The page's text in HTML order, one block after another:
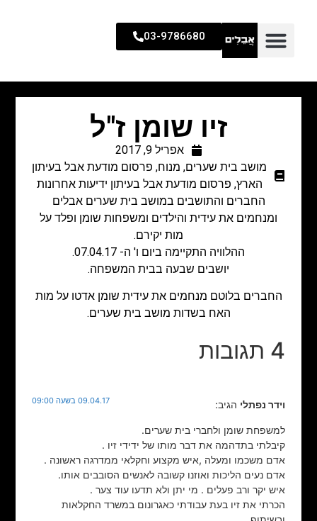
03-9786680
זיו שומן ז"ל
אפריל 9, 2017
מושב בית שערים, מנוח, פרסום מודעת אבל בעיתון
הארץ, פרסום מודעת אבל בעיתון ידיעות אחרונות
החברים והתושבים במושב בית שערים אבלים
ומנחמים את עידית והילדים ומשפחות שומן ופלד על
מות יקירם.
ההלוויה התקיימה ביום ו' ה- 07.04.17.
יושבים שבעה בבית המשפחה.
החברים בלוטם מנחמים את עידית שומן אדטו על מות
האח בשדות מושב בית שערים.
4 תגובות
וידר נפתלי הגיב: 09.04.17 בשעה 09:00
למשפחת שומן ולחברי בית שערים.
קיבלתי בתדהמה את דבר מותו של ידידי זיו .
אדם משכמו ומעלה ,איש מקצוע וחקלאי ממדרגה ראשונה .
אדם נעים הליכות ואוזנו קשובה לאנשים הסובבים אותו.
איש יקר ורב פעלים . מי יתן ולא תדעו עוד צער .
הכרתי את זיו בעת עבודתי כאגרונום במשרד החקלאות